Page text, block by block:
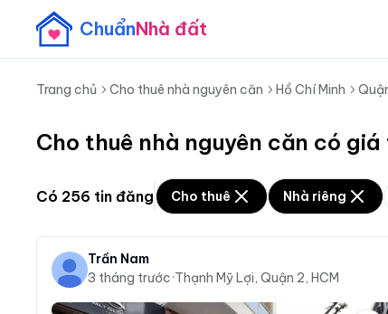
ChuẩnNhà đất
Trang chủ Cho thuê nhà nguyên căn Hồ Chí Minh
Cho thuê nhà nguyên căn có
Có 256 tin đăng Cho thuê Nhà riêng
Trần Nam
3 tháng trước·Thạnh Mỹ Lợi, Quận 2, HCM